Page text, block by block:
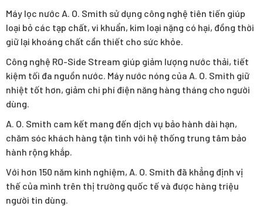
Máy lọc nước A. O. Smith sử dụng công nghệ tiên tiến giúp
loại bỏ các tạp chất, vi khuẩn, kim loại nặng có hại, đồng thời
giữ lại khoáng chất cần thiết cho sức khỏe.
Công nghệ RO-Side Stream giúp giảm lượng nước thải, tiết
kiệm tối đa nguồn nước. Máy nước nóng của A. O. Smith giữ
nhiệt tốt hơn, giảm chi phí điện năng hàng tháng cho người
dùng.
A. O. Smith cam kết mang đến dịch vụ bảo hành dài hạn,
chăm sóc khách hàng tận tình với hệ thống trung tâm bảo
hành rộng khắp.
Với hơn 150 năm kinh nghiệm, A. O. Smith đã khẳng định vị
thế của mình trên thị trường quốc tế và được hàng triệu
người tin dùng.